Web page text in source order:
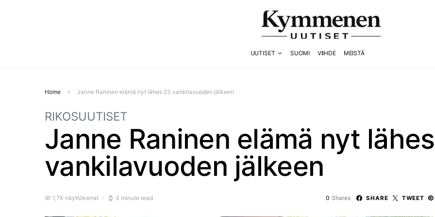
UUTISET SUOMI VIIHDE MEISTÄ
Home Janne Raninen elämä nyt lähes 23 vankilavuoden jälkeen
RIKOSUUTISET
Janne Raninen elämä nyt
vankilavuoden jälkeen
1,7K näyttökerrat 3 minute read 0 Shares SHARE TWEET